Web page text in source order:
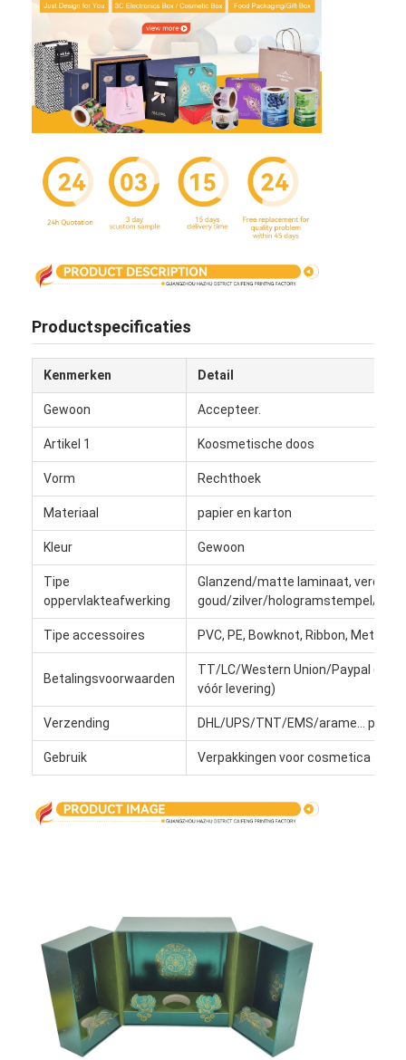
Thuis
Producten
Over Ons
Fabriekstour
Kwaliteitscontrole
Neem contact met ons op
Elektronische verpakkingsdoos
document giftzakken
Stijve giftdoos
Productspecificaties
Kenmerken Detail
Gewoon Accepteer.
Artikel 1 Koosmetische doos
Vorm Rechthoek
Materiaal papier en karton
Kleur Gewoon
Tipe
oppervlakteafwerking
Glanzend/matte laminaat,
goud/zilver/hologramstempel/
Tipe accessoires PVC, PE, Bowknot, Ribbon, Metal
Betalingsvoorwaarden
TT/LC/Western Union/Paypal
vóór levering)
Verzending DHL/UPS/TNT/EMS/arame... per
Gebruik Verpakkingen voor cosmetica